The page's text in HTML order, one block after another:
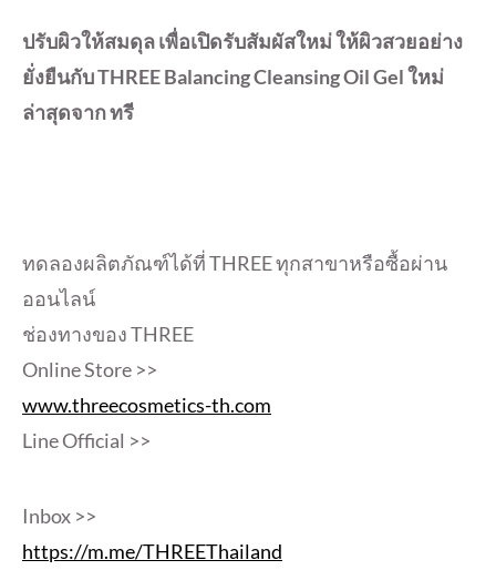
ปรับผิวให้สมดุล เพื่อเปิดรับสัมผัสใหม่ ให้ผิวสวยอย่าง
ยั่งยืนกับ THREE Balancing Cleansing Oil Gel ใหม่
ล่าสุดจาก ทรี
ทดลองผลิตภัณฑ์ได้ที่ THREE ทุกสาขาหรือซื้อผ่าน
ออนไลน์
ช่องทางของ THREE
Online Store >>
www.threecosmetics-th.com
Line Official >>
Inbox >>
https://m.me/THREEThailand